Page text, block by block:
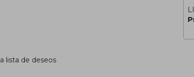
lista de deseos